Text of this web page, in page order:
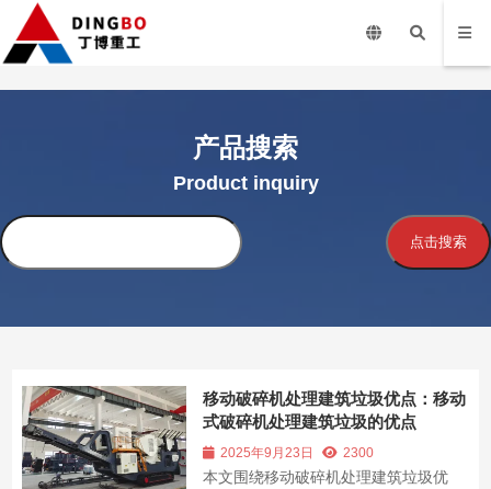
产品搜索
Product inquiry
点击搜索
移动破碎机处理建筑垃圾优点：移动
式破碎机处理建筑垃圾的优点
2025年9月23日 2300
本文围绕移动破碎机处理建筑垃圾优